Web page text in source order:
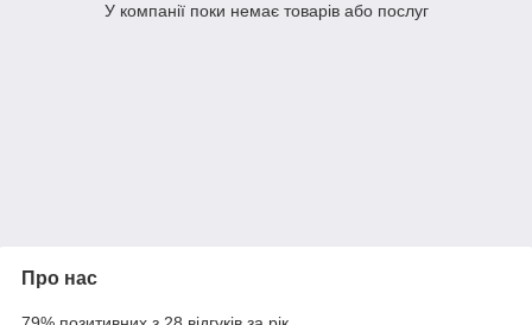
У компанії поки немає товарів або послуг
Про нас